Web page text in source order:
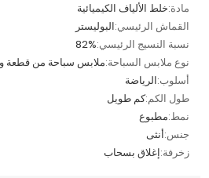
مادة:خلط الألياف الكيميائية
القماش الرئيسي:البوليستر
نسبة النسيج الرئيسي:82%
نوع ملابس السباحة:ملابس سباحة من قطعة
أسلوب:الرياضة
طول الكم:كم طويل
نمط:مطبوع
جنس:أنثى
زخرفة:إغلاق بسحاب